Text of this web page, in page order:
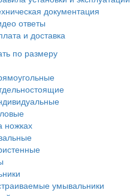
документация
ответы
и доставка
по размеру
ножках
умывальники